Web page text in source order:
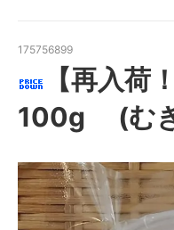
175756899
【再入荷
100g (む